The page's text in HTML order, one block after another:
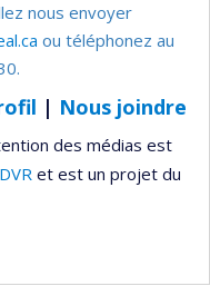
nous envoyer
ou téléphonez au
| Nous joindre
des médias est
et est un projet du